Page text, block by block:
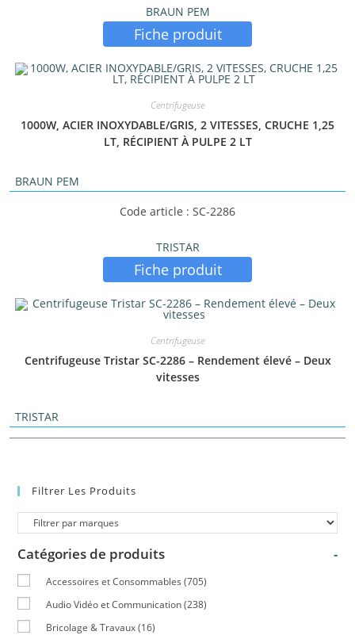
BRAUN PEM
Fiche produit
Centrifugeuse
1000W, ACIER INOXYDABLE/GRIS, 2 VITESSES, CRUCHE 1,25
LT, RÉCIPIENT À PULPE 2 LT
BRAUN PEM
Code article : SC-2286
TRISTAR
Fiche produit
Centrifugeuse
Centrifugeuse Tristar SC-2286 – Rendement élevé – Deux
vitesses
TRISTAR
Filtrer Les Produits
Catégories de produits -
Accessoires et Consommables (705)
Audio Vidéo et Communication (238)
Bricolage & Travaux (16)